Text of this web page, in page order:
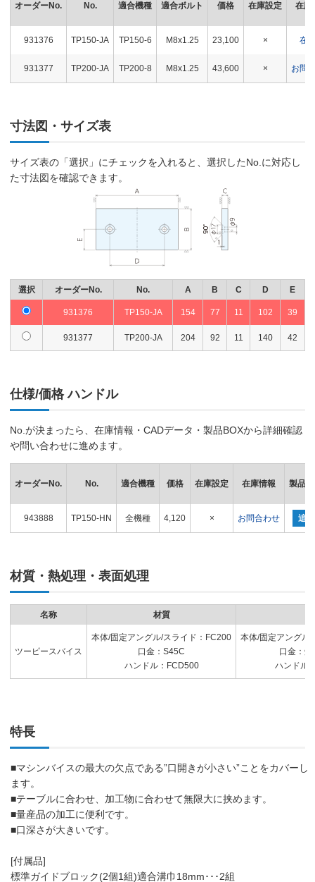
オーダーNo. No. 適合機種 適合ボルト 価格 在庫設定 在庫
931376 TP150-JA TP150-6 M8x1.25 23,100 × 在
931377 TP200-JA TP200-8 M8x1.25 43,600 × お問
寸法図・サイズ表
サイズ表の「選択」にチェックを入れると、選択したNo.に対応し
た寸法図を確認できます。
選択 オーダーNo. No. A B C D E
931376 TP150-JA 154 77 11 102 39
931377 TP200-JA 204 92 11 140 42
仕様/価格 ハンドル
No.が決まったら、在庫情報・CADデータ・製品BOXから詳細確認
や問い合わせに進めます。
オーダーNo. No. 適合機種 価格 在庫設定 在庫情報 製品
943888 TP150-HN 全機種 4,120 × お問合わせ 追加
材質・熱処理・表面処理
名称 材質
ツーピースバイス
本体/固定アングル/スライド：FC200
口金：S45C
ハンドル：FCD500
本体/固定アングル
口金：
ハンドル
特長
■マシンバイスの最大の欠点である”口開きが小さい”ことをカバーし
ます。
■テーブルに合わせ、加工物に合わせて無限大に挟めます。
■量産品の加工に便利です。
■口深さが大きいです。
[付属品]
標準ガイドブロック(2個1組)適合溝巾18mm･･･2組